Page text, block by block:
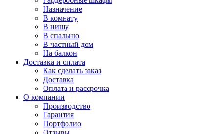
Назначение
В комнату
В нишу
В спальню
В частный дом
На балкон
Доставка и оплата
Как сделать заказ
Доставка
Оплата и рассрочка
О компании
Производство
Гарантия
Портфолио
Отзывы